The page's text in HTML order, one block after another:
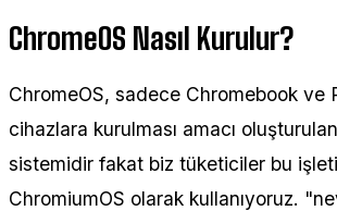
ChromeOS Nasıl Kurulur?
ChromeOS, sadece Chromebook ve
cihazlara kurulması amacı
sistemidir fakat biz tüketiciler bu
ChromiumOS olarak kullanıyoruz.